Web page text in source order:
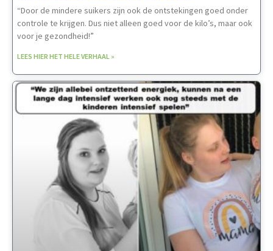
“Door de mindere suikers zijn ook de ontstekingen goed onder
controle te krijgen. Dus niet alleen goed voor de kilo’s, maar ook
voor je gezondheid!”
LEES HIER HET HELE VERHAAL »